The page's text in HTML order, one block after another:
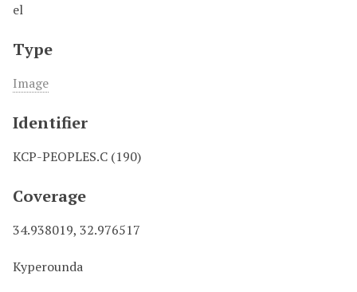
el
Type
Image
Identifier
KCP-PEOPLES.C (190)
Coverage
34.938019, 32.976517
Kyperounda